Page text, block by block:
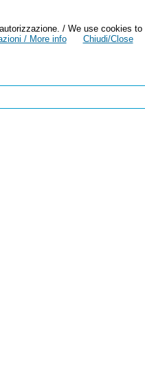
/ We use cookies
/ More info Chiudi/Close